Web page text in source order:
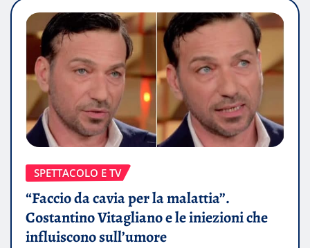
SPETTACOLO E TV
“Faccio da cavia per la malattia”.
Costantino Vitagliano e le iniezioni che
influiscono sull’umore